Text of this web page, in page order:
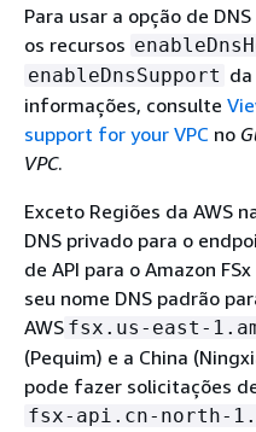
Para usar a opção de
os recursos
enableDnsSupport da
informações, consulte
support for your VPC no
VPC.
Exceto Regiões da AWS
DNS privado para o
de API para o Amazon
seu nome DNS padrão
AWS fsx.us-east-
(Pequim) e a China
pode fazer solicitações
fsx-api.cn-north-